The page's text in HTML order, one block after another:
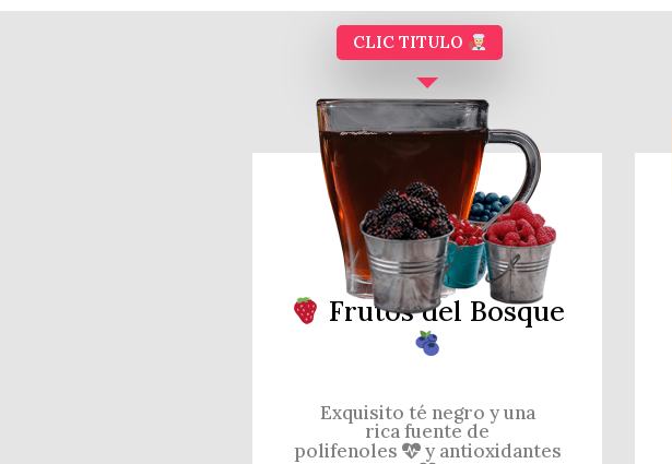
CLIC TITULO
Frutos del Bosque
Exquisito té negro y una
rica fuente de
polifenoles
y antioxidantes